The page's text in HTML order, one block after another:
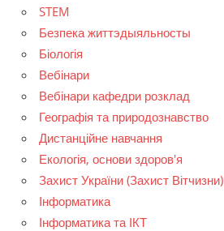
STEM
Безпека життэдыяльносты
Біологія
Вебінари
Вебінари кафедри розклад
Географія та природознавство
Дистанційне навчання
Екологія, основи здоров'я
Захист України (Захист Вітчизни)
Інформатика
Інформатика та ІКТ